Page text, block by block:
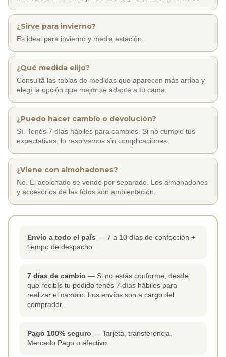
¿Sirve para invierno?
Es ideal para invierno y media estación.
¿Qué medida elijo?
Consultá las tablas de medidas que aparecen más arriba y
elegí la opción que mejor se adapte a tu cama.
¿Puedo hacer cambio o devolución?
Sí. Tenés 7 días hábiles para cambios. Si no cumple tus
expectativas, lo resolvemos sin complicaciones.
¿Viene con almohadones?
No. El acolchado se vende por separado. Los almohadones
y accesorios de las fotos son ambientación.
Envío a todo el país — 7 a 10 días de confección +
tiempo de despacho.
7 días de cambio — Si no estás conforme, desde
que recibís tu pedido tenés 7 días hábiles para
realizar el cambio. Los envíos son a cargo del
comprador.
Pago 100% seguro — Tarjeta, transferencia,
Mercado Pago o efectivo.